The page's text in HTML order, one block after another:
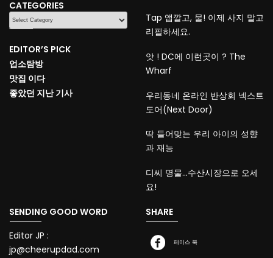
CATEGORIES
CATEGORIES
EDITOR’S PICK
업소탐방
맛집 이다
좋았던 지난 기사
Tap 앱깔고, 물! 이제 사지 말고
리필하세요.
앗 ! DC에 이런곳이 ? The
Wharf
우리동네 온라인 반상회 넥스트
도어(Next Door)
딱 들어맞는 우리 아이의 성향
과 재능
디씨 명물…수산시장으로 오세
요!
SENDING GOOD WORD
Editor JP :
jp@cheerupdad.com
SHARE
페이스 북